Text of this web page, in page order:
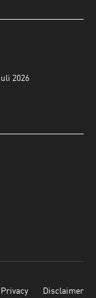
2026
Privacy Disclaimer